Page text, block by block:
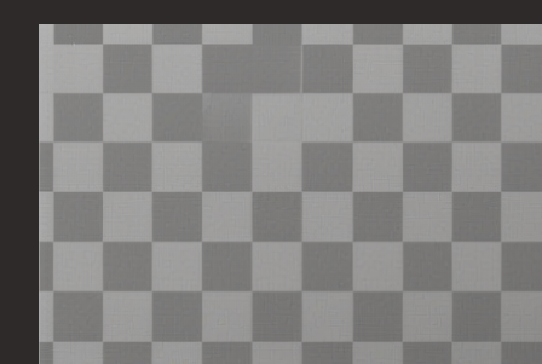
Перейти
содержимому